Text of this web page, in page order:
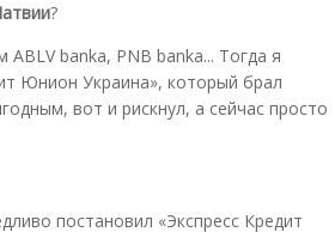
?
banka, PNB banka... Тогда я
Юнион Украина», который брал
вот и рискнул, а сейчас просто
постановил «Экспресс Кредит